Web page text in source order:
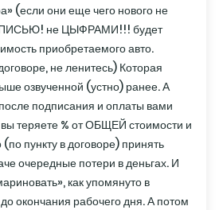
(если они еще чего нового не
не ЦЫФРАМИ!!! будет
приобретаемого авто.
не ленитесь) Которая
озвученной (устно) ранее. А
подписания и оплаты вами
теряете % от ОБЩЕЙ стоимости и
пункту в договоре) принять
очередные потери в деньгах. И
как упомянуто в
окончания рабочего дня. А потом